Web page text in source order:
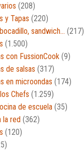
(208)
y Tapas (220)
sandwich… (217)
(1.500)
con FussionCook (9)
de salsas (317)
en microondas (174)
Chefs (1.259)
de escuela (35)
la red (362)
(120)